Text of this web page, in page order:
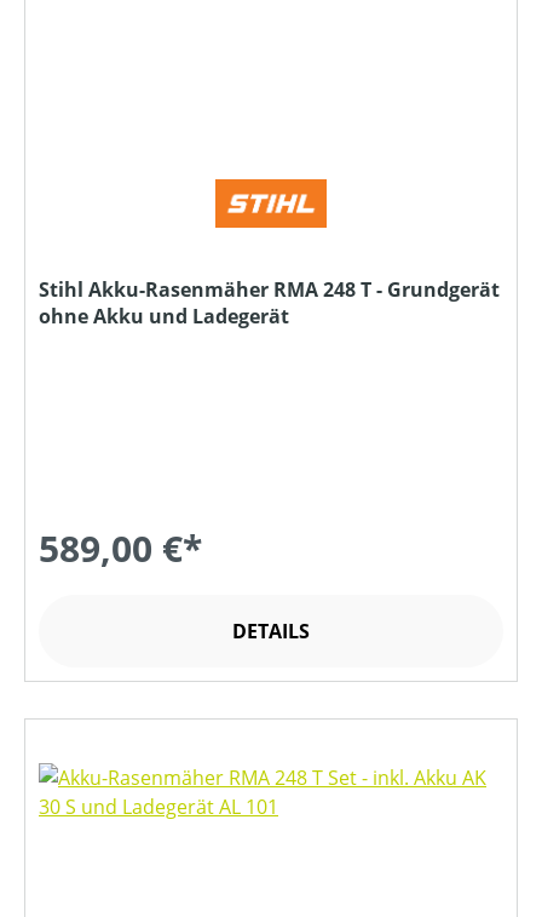
Stihl Akku-Rasenmäher RMA 248 T - Grundgerät
ohne Akku und Ladegerät
589,00 €*
DETAILS